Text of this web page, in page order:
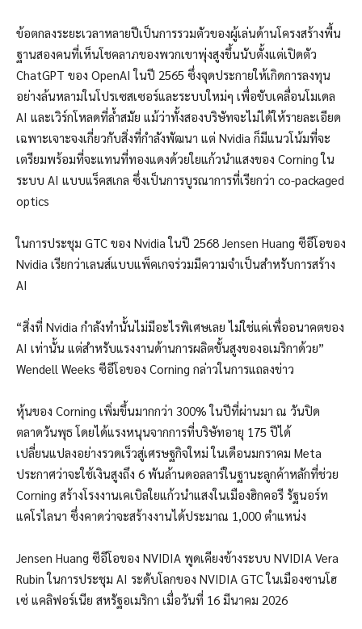
ข้อตกลงระยะเวลาหลายปีเป็นการรวมตัวของผู้เล่นด้านโครงสร้างพื้น
ฐานสองคนที่เห็นโชคลาภของพวกเขาพุ่งสูงขึ้นนับตั้งแต่เปิดตัว
ChatGPT ของ OpenAI ในปี 2565 ซึ่งจุดประกายให้เกิดการลงทุน
อย่างล้นหลามในโปรเซสเซอร์และระบบใหม่ๆ เพื่อขับเคลื่อนโมเดล
AI และเวิร์กโหลดที่ล้ำสมัย แม้ว่าทั้งสองบริษัทจะไม่ได้ให้รายละเอียด
เฉพาะเจาะจงเกี่ยวกับสิ่งที่กำลังพัฒนา แต่ Nvidia ก็มีแนวโน้มที่จะ
เตรียมพร้อมที่จะแทนที่ทองแดงด้วยใยแก้วนำแสงของ Corning ใน
ระบบ AI แบบแร็คสเกล ซึ่งเป็นการบูรณาการที่เรียกว่า co-packaged
optics
ในการประชุม GTC ของ Nvidia ในปี 2568 Jensen Huang ซีอีโอของ
Nvidia เรียกว่าเลนส์แบบแพ็คเกจร่วมมีความจำเป็นสำหรับการสร้าง
AI
“สิ่งที่ Nvidia กำลังทำนั้นไม่มีอะไรพิเศษเลย ไม่ใช่แค่เพื่ออนาคตของ
AI เท่านั้น แต่สำหรับแรงงานด้านการผลิตขั้นสูงของอเมริกาด้วย”
Wendell Weeks ซีอีโอของ Corning กล่าวในการแถลงข่าว
หุ้นของ Corning เพิ่มขึ้นมากกว่า 300% ในปีที่ผ่านมา ณ วันปิด
ตลาดวันพุธ โดยได้แรงหนุนจากการที่บริษัทอายุ 175 ปีได้
เปลี่ยนแปลงอย่างรวดเร็วสู่เศรษฐกิจใหม่ ในเดือนมกราคม Meta
ประกาศว่าจะใช้เงินสูงถึง 6 พันล้านดอลลาร์ในฐานะลูกค้าหลักที่ช่วย
Corning สร้างโรงงานเคเบิลใยแก้วนำแสงในเมืองฮิกคอรี รัฐนอร์ท
แคโรไลนา ซึ่งคาดว่าจะสร้างงานได้ประมาณ 1,000 ตำแหน่ง
Jensen Huang ซีอีโอของ NVIDIA พูดเคียงข้างระบบ NVIDIA Vera
Rubin ในการประชุม AI ระดับโลกของ NVIDIA GTC ในเมืองซานโฮ
เซ่ แคลิฟอร์เนีย สหรัฐอเมริกา เมื่อวันที่ 16 มีนาคม 2026